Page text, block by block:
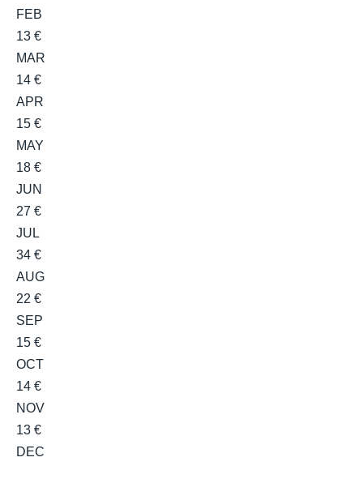
FEB
13 €
MAR
14 €
APR
15 €
MAY
18 €
JUN
27 €
JUL
34 €
AUG
22 €
SEP
15 €
OCT
14 €
NOV
13 €
DEC